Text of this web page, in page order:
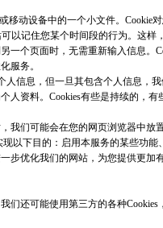
移动设备中的一个小文件。Cookie
以记住您某个时间段的行为。这样
一个页面时，无需重新输入信息。
服务。
人信息，但一旦其包含个人信息，
人资料。Cookies有些是持续的，有
我们可能会在您的网页浏览器中放
现以下目的：启用本服务的某些功能
步优化我们的网站，为您提供更加
们还可能使用第三方的各种Cookies